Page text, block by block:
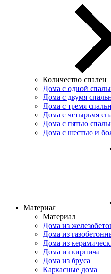
Количество спален
Дома с одной
Дома с двумя
Дома с тремя
Дома с четырьмя
Дома с пятью
Дома с шестью и
Материал
Материал
Дома из
Дома из
Дома из
Дома из кирпича
Дома из бруса
Каркасные дома